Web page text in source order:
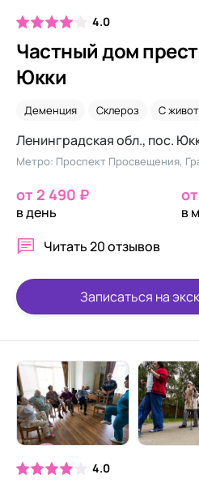
4.0
Частный дом
Юкки
Деменция Склероз С
Ленинградская обл., пос.
от 2 490 ₽
в день
в
Читать20 отзывов
Записаться на
4.0